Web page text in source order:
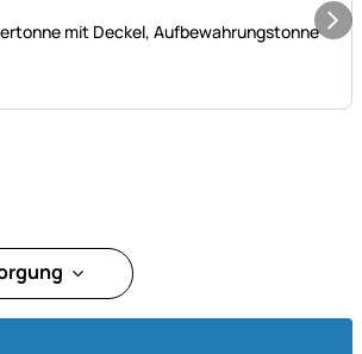
mit Deckel, Aufbewahrungstonne